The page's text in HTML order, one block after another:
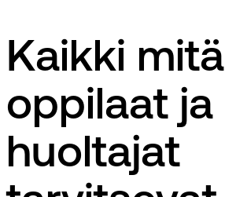
Kaikki mitä
oppilaat ja
huoltajat